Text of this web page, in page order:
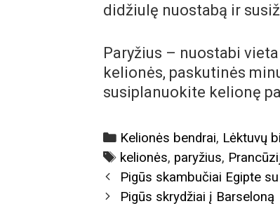
didžiulę nuostabą ir
Paryžius – nuostabi
kelionės, paskutinės
susiplanuokite kelionę
Categories
Kelionės bendrai, Lėktuvų
Tags
kelionės, paryžius,
Post
navigation
Pigūs skambučiai Egipte
Pigūs skrydžiai į Barseloną